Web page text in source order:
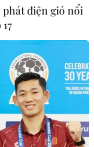
điện gió nổi